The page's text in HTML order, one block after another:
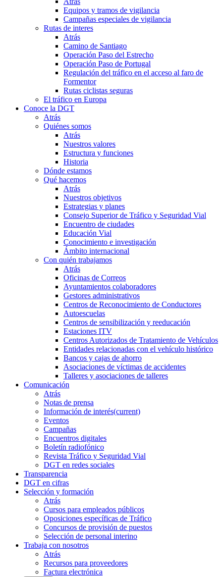
Equipos y tramos de vigilancia
Campañas especiales de vigilancia
Rutas de interes
Atrás
Camino de Santiago
Operación Paso del Estrecho
Operación Paso de Portugal
Regulación del tráfico en el acceso al faro de
Formentor
Rutas ciclistas seguras
El tráfico en Europa
Conoce la DGT
Atrás
Quiénes somos
Atrás
Nuestros valores
Estructura y funciones
Historia
Dónde estamos
Qué hacemos
Atrás
Nuestros objetivos
Estrategias y planes
Consejo Superior de Tráfico y Seguridad Vial
Encuentro de ciudades
Educación Vial
Conocimiento e investigación
Ámbito internacional
Con quién trabajamos
Atrás
Oficinas de Correos
Ayuntamientos colaboradores
Gestores administrativos
Centros de Reconocimiento de Conductores
Autoescuelas
Centros de sensibilización y reeducación
Estaciones ITV
Centros Autorizados de Tratamiento de Vehículos
Entidades relacionadas con el vehículo histórico
Bancos y cajas de ahorro
Asociaciones de víctimas de accidentes
Talleres y asociaciones de talleres
Comunicación
Atrás
Notas de prensa
Información de interés(current)
Eventos
Campañas
Encuentros digitales
Boletín radiofónico
Revista Tráfico y Seguridad Vial
DGT en redes sociales
Transparencia
DGT en cifras
Selección y formación
Atrás
Cursos para empleados públicos
Oposiciones específicas de Tráfico
Concursos de provisión de puestos
Selección de personal interino
Trabaja con nosotros
Atrás
Recursos para proveedores
Factura electrónica